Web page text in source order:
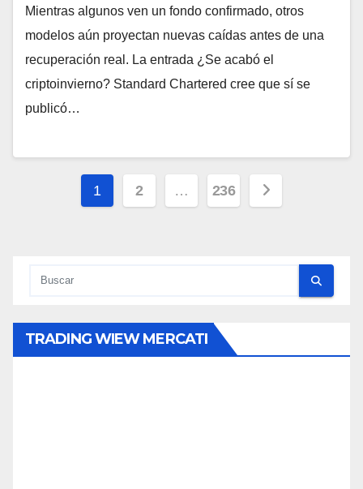
Mientras algunos ven un fondo confirmado, otros
modelos aún proyectan nuevas caídas antes de una
recuperación real. La entrada ¿Se acabó el
criptoinvierno? Standard Chartered cree que sí se
publicó…
Paginación
1 2 … 236
TRADING WIEW MERCATI